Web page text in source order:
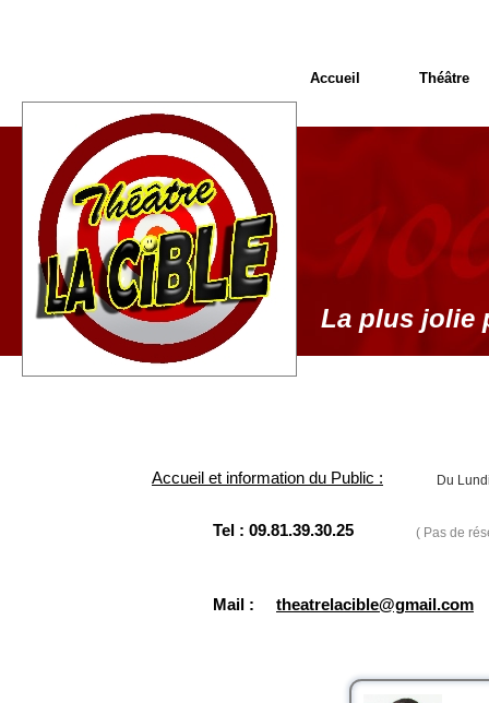
Accueil et information du Public : Du
Tel : 09.81.39.30.25 ( Pas de
Mail : theatrelacible@gmail.com
La plus jolie
Accueil Théâtre